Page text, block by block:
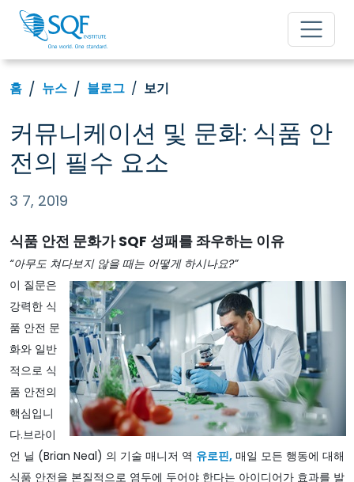
홈 뉴스 블로그 보기
커뮤니케이션 및 문화: 식품 안
전의 필수 요소
3 7, 2019
식품 안전 문화가 SQF 성패를 좌우하는 이유
“아무도 쳐다보지 않을 때는 어떻게 하시나요?”
이 질문은
강력한 식
품 안전 문
화와 일반
적으로 식
품 안전의
핵심입니
다.브라이
언 닐 (Brian Neal) 의 기술 매니저 역 유로핀, 매일 모든 행동에 대해
식품 안전을 본질적으로 염두에 두어야 한다는 아이디어가 효과를 발